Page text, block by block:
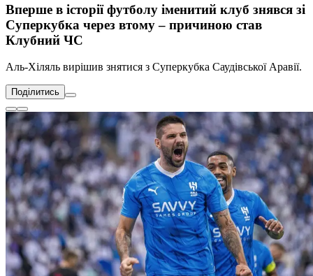
Вперше в історії футболу іменитий клуб знявся зі
Суперкубка через втому – причиною став
Клубний ЧС
Аль-Хіляль вирішив знятися з Суперкубка Саудівської Аравії.
Поділитись